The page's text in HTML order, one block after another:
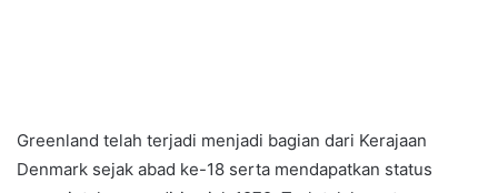
Greenland telah terjadi menjadi bagian dari Kerajaan
Denmark sejak abad ke-18 serta mendapatkan status